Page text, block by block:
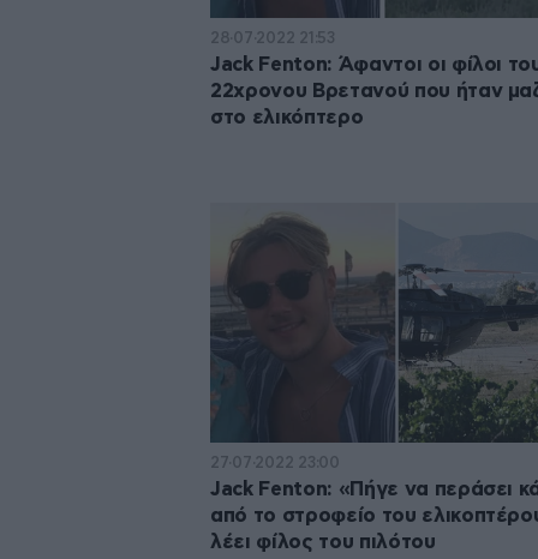
28·07·2022 21:53
Jack Fenton: Άφαντοι οι φίλοι
22χρονου Βρετανού που ήταν
στο ελικόπτερο
27·07·2022 23:00
Jack Fenton: «Πήγε να περάσει
από το στροφείο του
λέει φίλος του πιλότου